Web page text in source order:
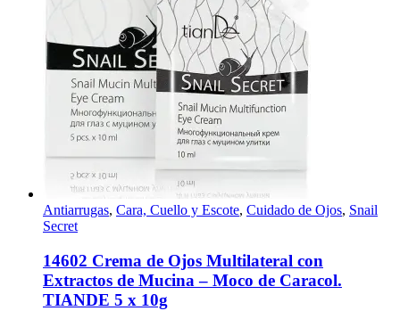
Antiarrugas, Cara, Cuello y Escote, Cuidado de Ojos, Snail
Secret
14602 Crema de Ojos Multilateral con
Extractos de Mucina – Moco de Caracol.
TIANDE 5 x 10g